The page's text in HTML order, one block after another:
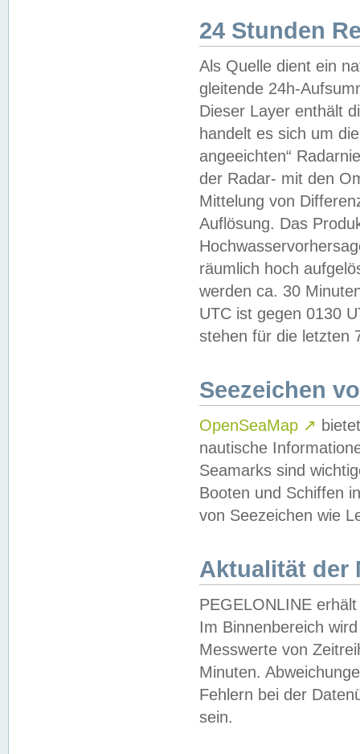
24 Stunden
Als Quelle dient ein
gleitende 24h-
Dieser Layer enthält
handelt es sich um
angeeichten“
der Radar- mit den
Mittelung von
Auflösung. Das
räumlich hoch
werden ca. 30
UTC ist gegen 0130
stehen für die letzten
Seezeichen
OpenSeaMap ↗
nautische
Seamarks sind
Booten und Schiffen
von Seezeichen wie
Aktualität der
PEGELONLINE
Im Binnenbereich
Messwerte von
Minuten.
Fehlern bei der
sein.